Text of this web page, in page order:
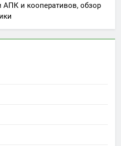
АПК и кооперативов, обзор